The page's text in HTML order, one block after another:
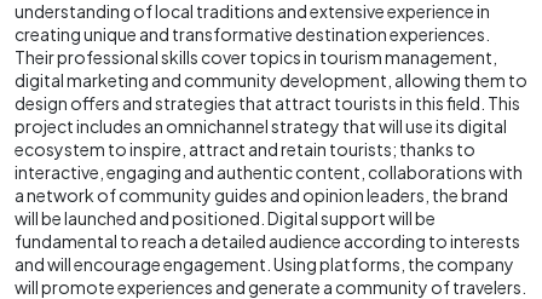
understanding of local traditions and extensive experience in
creating unique and transformative destination experiences.
Their professional skills cover topics in tourism management,
digital marketing and community development, allowing them to
design offers and strategies that attract tourists in this field. This
project includes an omnichannel strategy that will use its digital
ecosystem to inspire, attract and retain tourists; thanks to
interactive, engaging and authentic content, collaborations with
a network of community guides and opinion leaders, the brand
will be launched and positioned. Digital support will be
fundamental to reach a detailed audience according to interests
and will encourage engagement. Using platforms, the company
will promote experiences and generate a community of travelers.